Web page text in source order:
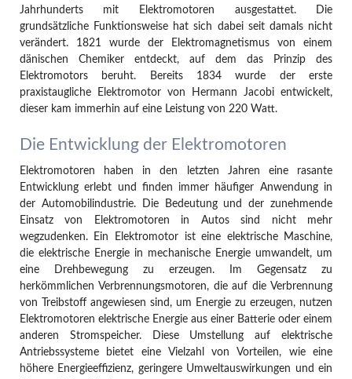
Jahrhunderts mit Elektromotoren ausgestattet. Die
grundsätzliche Funktionsweise hat sich dabei seit damals nicht
verändert. 1821 wurde der Elektromagnetismus von einem
dänischen Chemiker entdeckt, auf dem das Prinzip des
Elektromotors beruht. Bereits 1834 wurde der erste
praxistaugliche Elektromotor von Hermann Jacobi entwickelt,
dieser kam immerhin auf eine Leistung von 220 Watt.
Die Entwicklung der Elektromotoren
Elektromotoren haben in den letzten Jahren eine rasante
Entwicklung erlebt und finden immer häufiger Anwendung in
der Automobilindustrie. Die Bedeutung und der zunehmende
Einsatz von Elektromotoren in Autos sind nicht mehr
wegzudenken. Ein Elektromotor ist eine elektrische Maschine,
die elektrische Energie in mechanische Energie umwandelt, um
eine Drehbewegung zu erzeugen. Im Gegensatz zu
herkömmlichen Verbrennungsmotoren, die auf die Verbrennung
von Treibstoff angewiesen sind, um Energie zu erzeugen, nutzen
Elektromotoren elektrische Energie aus einer Batterie oder einem
anderen Stromspeicher. Diese Umstellung auf elektrische
Antriebssysteme bietet eine Vielzahl von Vorteilen, wie eine
höhere Energieeffizienz, geringere Umweltauswirkungen und ein